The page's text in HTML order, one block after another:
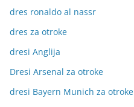
dres ronaldo al nassr
dres za otroke
dresi Anglija
Dresi Arsenal za otroke
dresi Bayern Munich za otroke